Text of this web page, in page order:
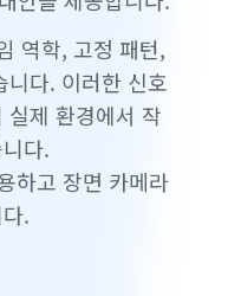
역학, 고정 패턴,
니다. 이러한 신호
실제 환경에서 작
다.
하고 장면 카메라
.